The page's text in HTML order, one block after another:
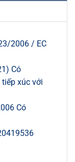
2006 / EC
Có
xúc với
Có